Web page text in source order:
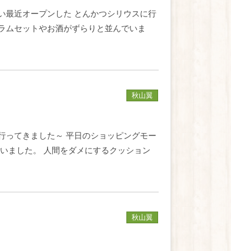
最近オープンした とんかつシリウスに行
ムセットやお酒がずらりと並んでいま
秋山翼
ってきました～ 平日のショッピングモー
ました。 人間をダメにするクッション
秋山翼